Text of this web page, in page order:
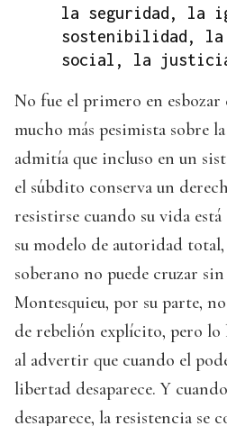
la seguridad, la
sostenibilidad,
social, la
No fue el primero en esbozar
mucho más pesimista sobre
admitía que incluso en un
el súbdito conserva un
resistirse cuando su vida
su modelo de autoridad total,
soberano no puede cruzar
Montesquieu, por su parte,
de rebelión explícito, pero lo
al advertir que cuando el
libertad desaparece. Y
desaparece, la resistencia se